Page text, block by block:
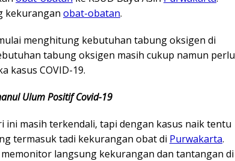
kekurangan obat-obatan.
menghitung kebutuhan tabung oksigen di
tabung oksigen masih cukup namun perlu
kasus COVID-19.
Ulum Positif Covid-19
ini masih terkendali, tapi dengan kasus naik tentu
termasuk tadi kekurangan obat di Purwakarta.
langsung kekurangan dan tantangan di